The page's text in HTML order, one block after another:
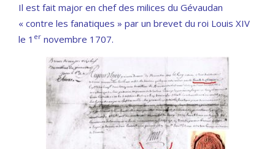
Il est fait major en chef des milices du Gévaudan
« contre les fanatiques » par un brevet du roi Louis XIV
le 1 er novembre 1707.